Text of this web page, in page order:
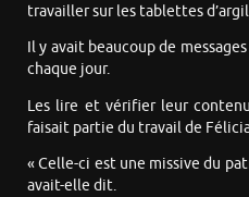
travailler sur les tablettes
Il y avait beaucoup de
chaque jour.
Les lire et vérifier leur
faisait partie du travail de
« Celle-ci est une missive du
avait-elle dit.